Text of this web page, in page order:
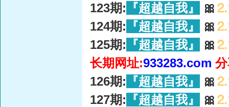
123期: 『超越自我』 🎀 ⒉
124期: 『超越自我』 🎀 ⒉
125期: 『超越自我』 🎀 ⒉
长期网址:933283.com
126期: 『超越自我』 🎀 ⒉
127期: 『超越自我』 🎀 ⒉